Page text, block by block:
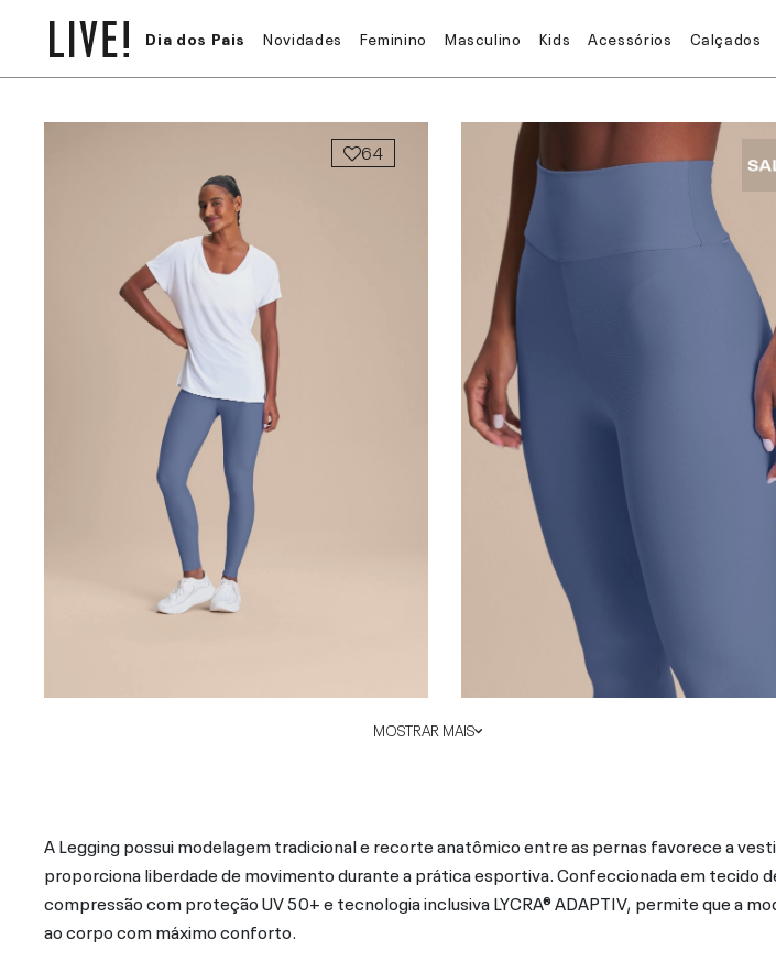
Dia dos Pais Novidades Feminino Masculino Kids Acessórios Calçados
64
MOSTRAR MAIS
A Legging possui modelagem tradicional e recorte anatômico entre as pernas favorece a
proporciona liberdade de movimento durante a prática esportiva. Confeccionada em tecido
compressão com proteção UV 50+ e tecnologia inclusiva LYCRA® ADAPTIV, permite que a
ao corpo com máximo conforto.